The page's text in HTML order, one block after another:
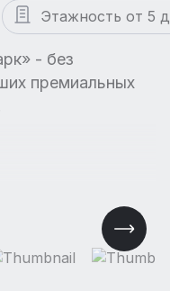
Этажность от 5
- без
премиальных